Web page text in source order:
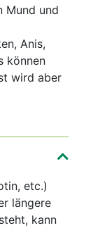
Mund und
Anis,
können
wird aber
etc.)
längere
kann